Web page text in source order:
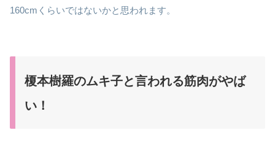
160cmくらいではないかと思われます。
榎本樹羅のムキ子と言われる筋肉がやば
い！